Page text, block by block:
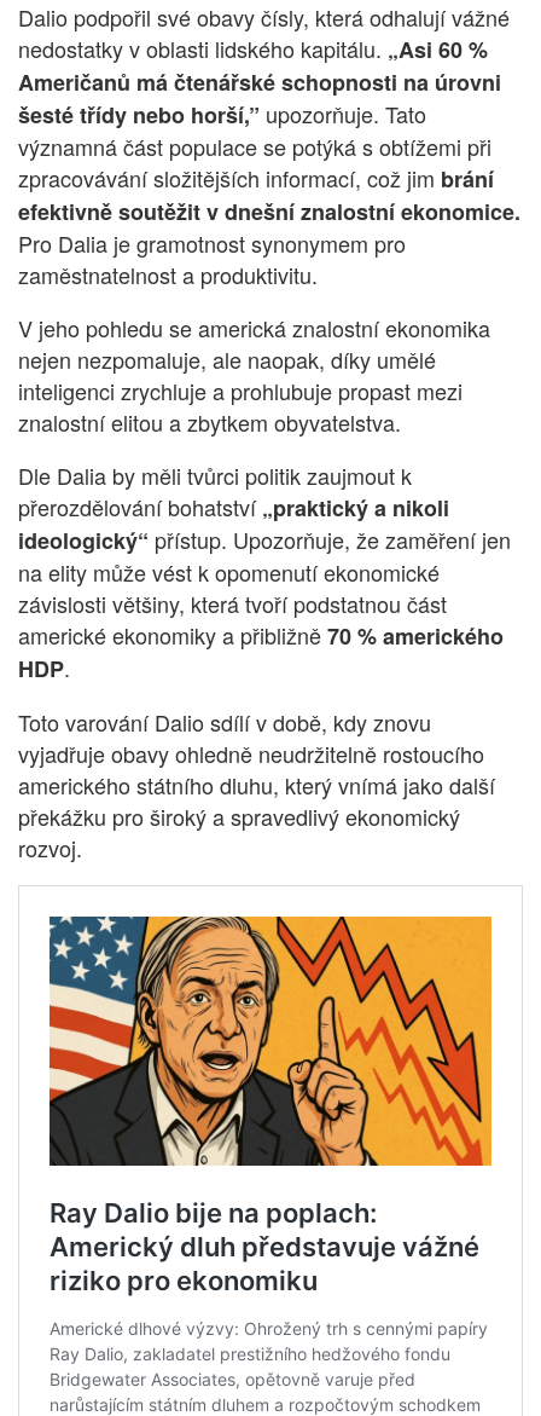
Dalio podpořil své obavy čísly, která odhalují vážné
nedostatky v oblasti lidského kapitálu. „Asi 60 %
Američanů má čtenářské schopnosti na úrovni
šesté třídy nebo horší,” upozorňuje. Tato
významná část populace se potýká s obtížemi při
zpracovávání složitějších informací, což jim brání
efektivně soutěžit v dnešní znalostní ekonomice.
Pro Dalia je gramotnost synonymem pro
zaměstnatelnost a produktivitu.
V jeho pohledu se americká znalostní ekonomika
nejen nezpomaluje, ale naopak, díky umělé
inteligenci zrychluje a prohlubuje propast mezi
znalostní elitou a zbytkem obyvatelstva.
Dle Dalia by měli tvůrci politik zaujmout k
přerozdělování bohatství„praktický a nikoli
ideologický“ přístup. Upozorňuje, že zaměření jen
na elity může vést k opomenutí ekonomické
závislosti většiny, která tvoří podstatnou část
americké ekonomiky a přibližně70 % amerického
HDP.
Toto varování Dalio sdílí v době, kdy znovu
vyjadřuje obavy ohledně neudržitelně rostoucího
amerického státního dluhu, který vnímá jako další
překážku pro široký a spravedlivý ekonomický
rozvoj.